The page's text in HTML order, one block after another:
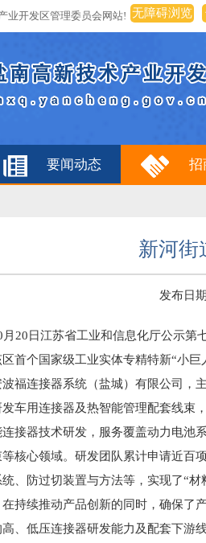
业开发区管理委员会网站! 无障碍浏览
要闻动态 招
新河街
发布日
月20日江苏省工业和信息化厅公示第
首个国家级工业实体专精特新“小巨
波福连接器系统（盐城）有限公司，
车用连接器及热智能管理配套线束
连接器技术研发，服务覆盖动力电池
等核心领域。研发团队累计申请近百
统、防过切装置与方法等，实现了“
在持续推动产品创新的同时，确保了
高、低压连接器研发能力及配套下游